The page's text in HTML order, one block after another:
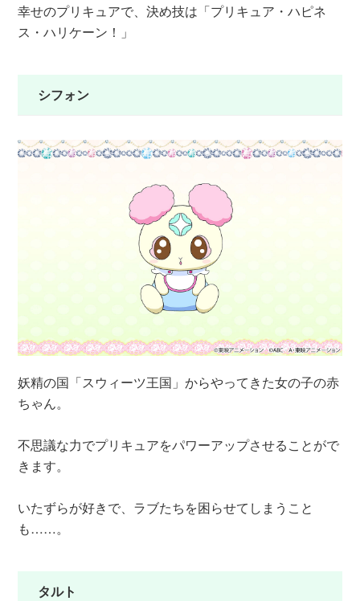
幸せのプリキュアで、決め技は「プリキュア・ハピネ
ス・ハリケーン！」
シフォン
妖精の国「スウィーツ王国」からやってきた女の子の赤
ちゃん。
不思議な力でプリキュアをパワーアップさせることがで
きます。
いたずらが好きで、ラブたちを困らせてしまうこと
も……。
タルト